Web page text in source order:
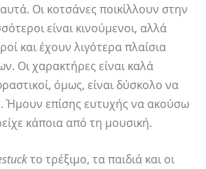
Οι κοτσάνες ποικίλλουν στην
είναι κινούμενοι, αλλά
και έχουν λιγότερα πλαίσια
Οι χαρακτήρες είναι καλά
όμως, είναι δύσκολο να
Ήμουν επίσης ευτυχής να ακούσω
κάποια από τη μουσική.
το τρέξιμο, τα παιδιά και οι